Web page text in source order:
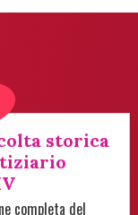
storica
completa del